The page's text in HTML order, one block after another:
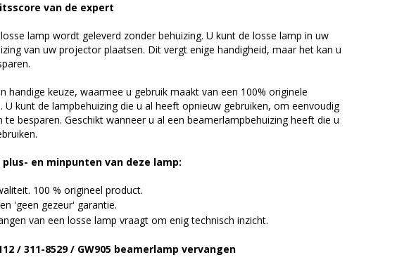
van de expert
lamp wordt geleverd zonder behuizing. U kunt de losse lamp in uw
van uw projector plaatsen. Dit vergt enige handigheid, maar het kan u
handige keuze, waarmee u gebruik maakt van een 100% originele
U kunt de lampbehuizing die u al heeft opnieuw gebruiken, om eenvoudig
te besparen. Geschikt wanneer u al een beamerlampbehuizing heeft die u
en minpunten van deze lamp:
100 % origineel product.
'geen gezeur' garantie.
van een losse lamp vraagt om enig technisch inzicht.
/ 311-8529 / GW905 beamerlamp vervangen